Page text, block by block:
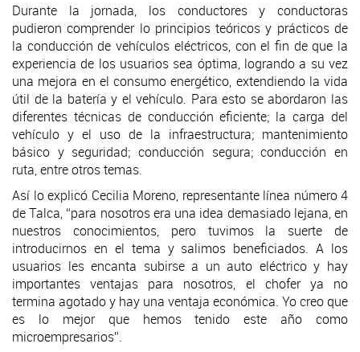
Durante la jornada, los conductores y conductoras
pudieron comprender lo principios teóricos y prácticos de
la conducción de vehículos eléctricos, con el fin de que la
experiencia de los usuarios sea óptima, logrando a su vez
una mejora en el consumo energético, extendiendo la vida
útil de la batería y el vehículo. Para esto se abordaron las
diferentes técnicas de conducción eficiente; la carga del
vehículo y el uso de la infraestructura; mantenimiento
básico y seguridad; conducción segura; conducción en
ruta, entre otros temas.
Así lo explicó Cecilia Moreno, representante línea número 4
de Talca, “para nosotros era una idea demasiado lejana, en
nuestros conocimientos, pero tuvimos la suerte de
introducirnos en el tema y salimos beneficiados. A los
usuarios les encanta subirse a un auto eléctrico y hay
importantes ventajas para nosotros, el chofer ya no
termina agotado y hay una ventaja económica. Yo creo que
es lo mejor que hemos tenido este año como
microempresarios”.